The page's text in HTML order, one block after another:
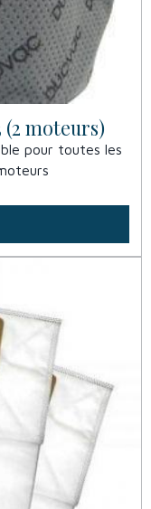
moteurs)
pour toutes les